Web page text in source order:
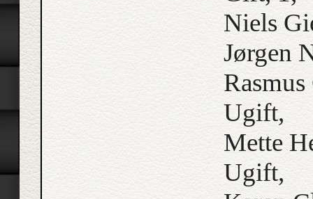
Niels
Jørgen
Ugift,
Mette
Ugift,